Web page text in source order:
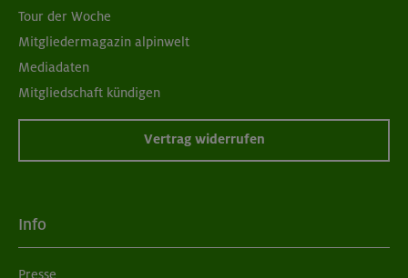
Tour der Woche
Mitgliedermagazin alpinwelt
Mediadaten
Mitgliedschaft kündigen
Vertrag widerrufen
Info
Presse